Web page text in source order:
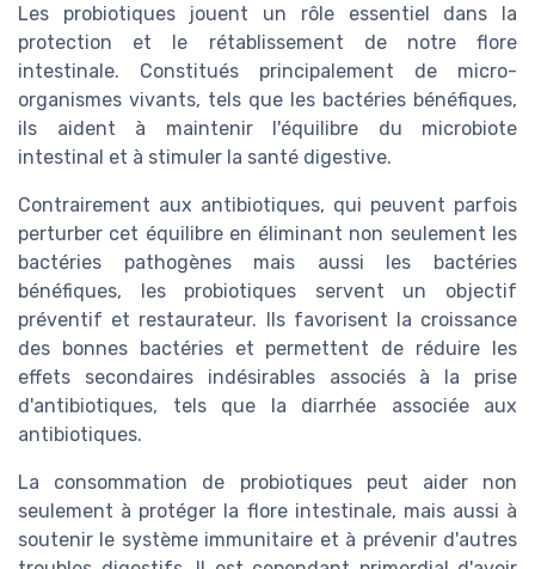
Les probiotiques jouent un rôle essentiel dans la
protection et le rétablissement de notre flore
intestinale. Constitués principalement de micro-
organismes vivants, tels que les bactéries bénéfiques,
ils aident à maintenir l'équilibre du microbiote
intestinal et à stimuler la santé digestive.
Contrairement aux antibiotiques, qui peuvent parfois
perturber cet équilibre en éliminant non seulement les
bactéries pathogènes mais aussi les bactéries
bénéfiques, les probiotiques servent un objectif
préventif et restaurateur. Ils favorisent la croissance
des bonnes bactéries et permettent de réduire les
effets secondaires indésirables associés à la prise
d'antibiotiques, tels que la diarrhée associée aux
antibiotiques.
La consommation de probiotiques peut aider non
seulement à protéger la flore intestinale, mais aussi à
soutenir le système immunitaire et à prévenir d'autres